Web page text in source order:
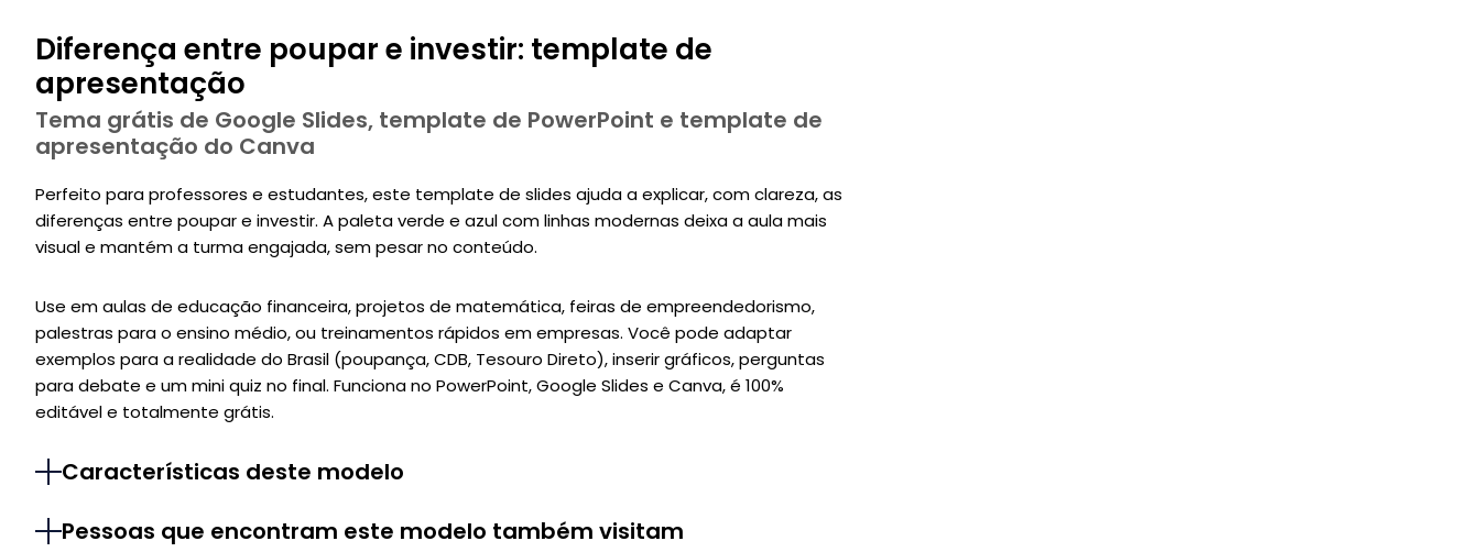
Diferença entre poupar e investir: template de
apresentação
Tema grátis de Google Slides, template de PowerPoint e template de
apresentação do Canva
Perfeito para professores e estudantes, este template de slides ajuda a explicar, com clareza, as
diferenças entre poupar e investir. A paleta verde e azul com linhas modernas deixa a aula mais
visual e mantém a turma engajada, sem pesar no conteúdo.
Use em aulas de educação financeira, projetos de matemática, feiras de empreendedorismo,
palestras para o ensino médio, ou treinamentos rápidos em empresas. Você pode adaptar
exemplos para a realidade do Brasil (poupança, CDB, Tesouro Direto), inserir gráficos, perguntas
para debate e um mini quiz no final. Funciona no PowerPoint, Google Slides e Canva, é 100%
editável e totalmente grátis.
Características deste modelo
Pessoas que encontram este modelo também visitam